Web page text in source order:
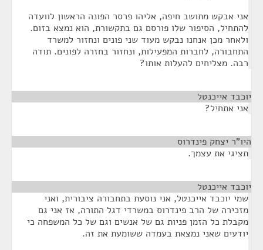
אני אבקש מתושב חיפה, אליהו פרסר הפונה הראשון לוועדה
להתחיל, הסיפור שלו פורסם גם בתקשורת, הוא נמצא בזום.
ולאחר מכן אנחנו נבקש מעוד שני פונים ונחזור למשרד
התחבורה, לחברות המפעילות, ונחזור בחזרה לפונים. תודה
רבה. מצליחים להעלות אותו?
יוכבד אייכנטל
אני אתחיל?
היו"ר יצחק פינדרוס
תציגי את עצמך.
יוכבד אייכנטל
שמי יוכבד אייכנטל, אני נוסעת בתחבורה ציבורית, ואני
מזכירה של הרב פינדרוס במשרדי דגל התורה, אז אני גם
מקבלת כל הזמן פניות גם של אנשים וגם של כל המשפחה כי
יודעים שאני נמצאת בעמדה ששומעת את זה.